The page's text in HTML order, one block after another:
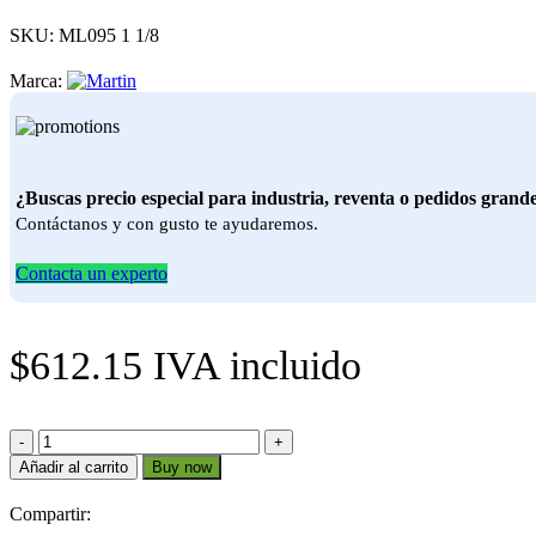
SKU: ML095 1 1/8
Marca:
¿Buscas precio especial para industria, reventa o pedidos
Contáctanos y con gusto te ayudaremos.
Contacta un experto
$612.15 IVA incluido
ML095
1
1/8
cantidad
Añadir al carrito Buy now
Compartir: